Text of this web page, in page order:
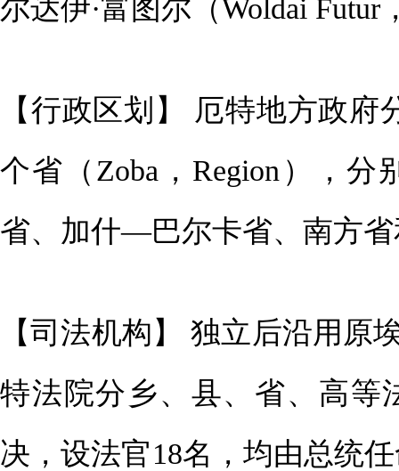
尔达伊·富图尔（Woldai
【行政区划】 厄特地方政
个省（Zoba，Region），
省、加什—巴尔卡省、南方
【司法机构】 独立后沿用原
特法院分乡、县、省、高等
决，设法官18名，均由总统